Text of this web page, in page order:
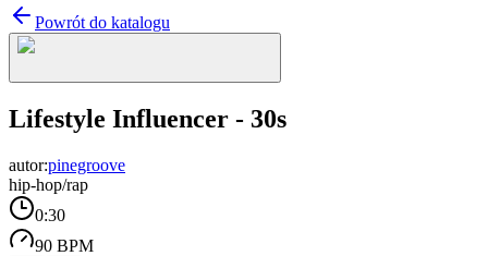
Powrót do katalogu
Lifestyle Influencer - 30s
autor:pinegroove
hip-hop/rap
0:30
90 BPM